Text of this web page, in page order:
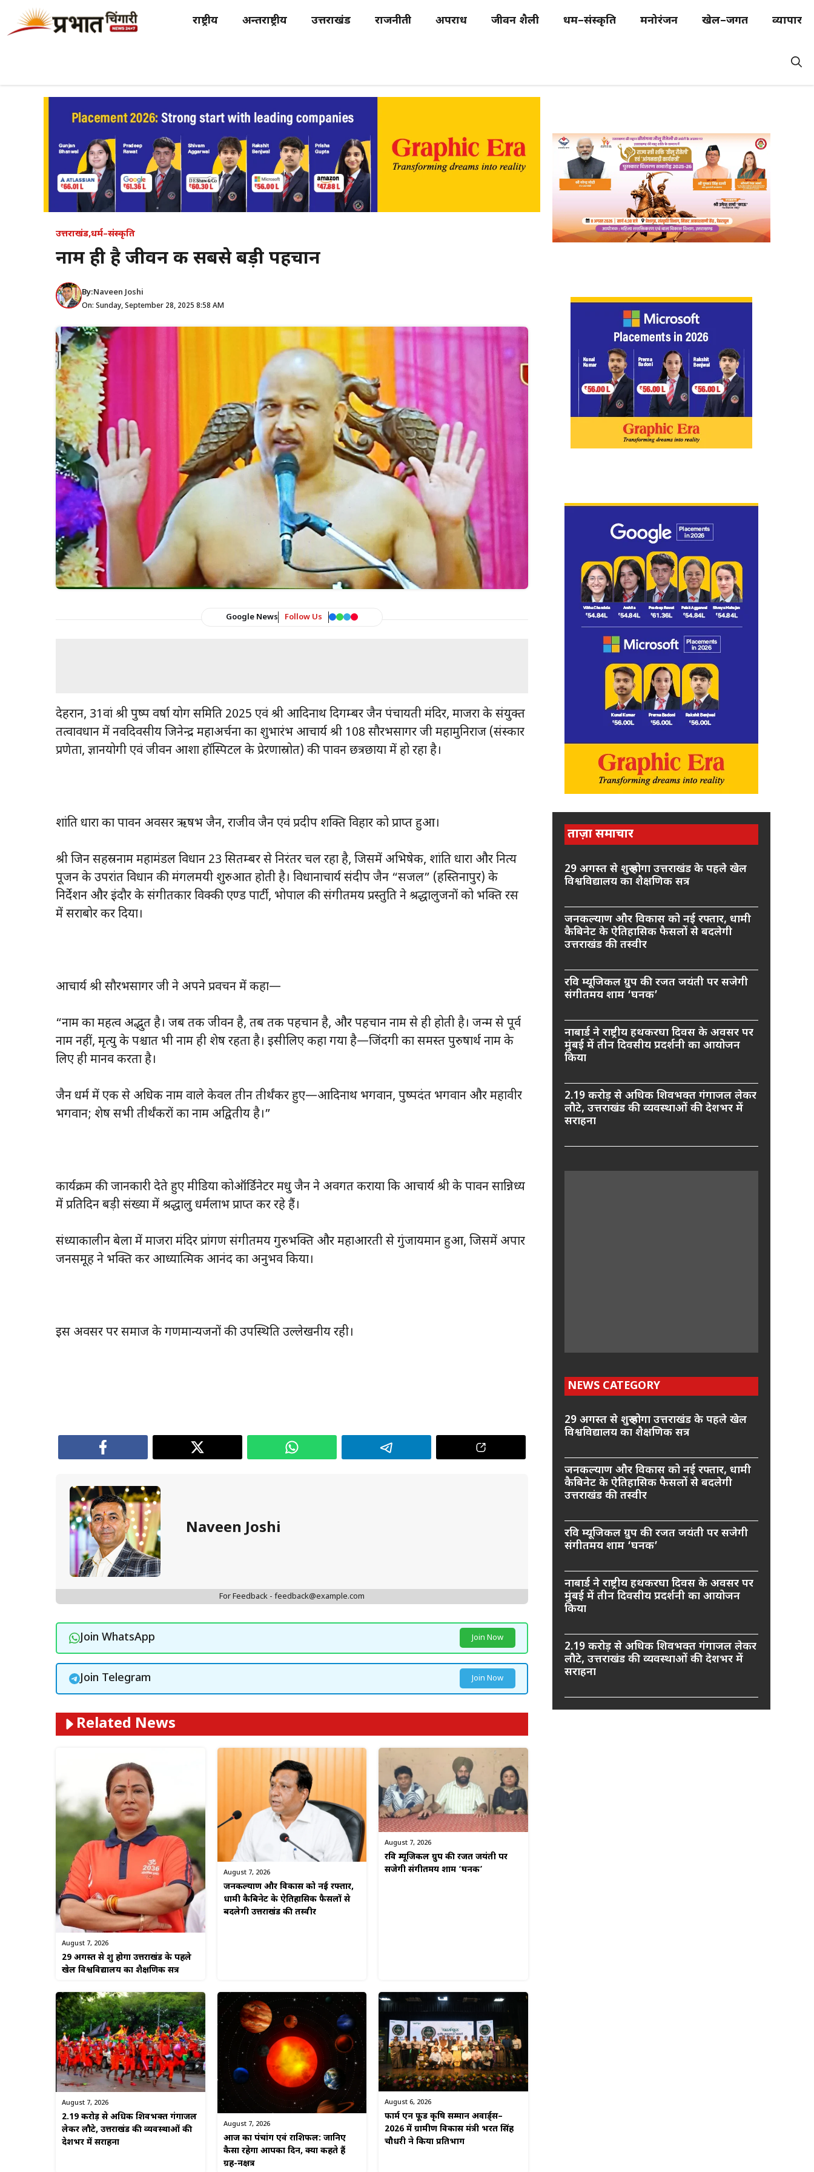
राष्ट्रीय अन्तर्राष्ट्रीय उत्तराखंड राजनीती अपराध जीवन शैली धर्म–संस्कृति मनोरंजन खेल–जगत व्यापार
उत्तराखंड,धर्म–संस्कृति
नाम ही है जीवन की सबसे बड़ी पहचान
By:Naveen Joshi
On: Sunday, September 28, 2025 8:58 AM
Google News Follow Us
देहरादून, 31वां श्री पुष्प वर्षा योग समिति 2025 एवं श्री आदिनाथ दिगम्बर जैन पंचायती मंदिर, माजरा के संयुक्त
तत्वावधान में नवदिवसीय जिनेन्द्र महाअर्चना का शुभारंभ आचार्य श्री 108 सौरभसागर जी महामुनिराज (संस्कार
प्रणेता, ज्ञानयोगी एवं जीवन आशा हॉस्पिटल के प्रेरणास्रोत) की पावन छत्रछाया में हो रहा है।
शांति धारा का पावन अवसर ऋषभ जैन, राजीव जैन एवं प्रदीप शक्ति विहार को प्राप्त हुआ।
श्री जिन सहस्रनाम महामंडल विधान 23 सितम्बर से निरंतर चल रहा है, जिसमें अभिषेक, शांति धारा और नित्य
पूजन के उपरांत विधान की मंगलमयी शुरुआत होती है। विधानाचार्य संदीप जैन “सजल” (हस्तिनापुर) के
निर्देशन और इंदौर के संगीतकार विक्की एण्ड पार्टी, भोपाल की संगीतमय प्रस्तुति ने श्रद्धालुजनों को भक्ति रस
में सराबोर कर दिया।
आचार्य श्री सौरभसागर जी ने अपने प्रवचन में कहा—
“नाम का महत्व अद्भुत है। जब तक जीवन है, तब तक पहचान है, और पहचान नाम से ही होती है। जन्म से पूर्व
नाम नहीं, मृत्यु के पश्चात भी नाम ही शेष रहता है। इसीलिए कहा गया है—जिंदगी का समस्त पुरुषार्थ नाम के
लिए ही मानव करता है।
जैन धर्म में एक से अधिक नाम वाले केवल तीन तीर्थंकर हुए—आदिनाथ भगवान, पुष्पदंत भगवान और महावीर
भगवान; शेष सभी तीर्थंकरों का नाम अद्वितीय है।”
कार्यक्रम की जानकारी देते हुए मीडिया कोऑर्डिनेटर मधु जैन ने अवगत कराया कि आचार्य श्री के पावन सान्निध्य
में प्रतिदिन बड़ी संख्या में श्रद्धालु धर्मलाभ प्राप्त कर रहे हैं।
संध्याकालीन बेला में माजरा मंदिर प्रांगण संगीतमय गुरुभक्ति और महाआरती से गुंजायमान हुआ, जिसमें अपार
जनसमूह ने भक्ति कर आध्यात्मिक आनंद का अनुभव किया।
इस अवसर पर समाज के गणमान्यजनों की उपस्थिति उल्लेखनीय रही।
Naveen Joshi
For Feedback - feedback@example.com
Join WhatsApp Join Now
Join Telegram Join Now
Related News
August 7, 2026
29 अगस्त से शुरू होगा उत्तराखंड के पहले
खेल विश्वविद्यालय का शैक्षणिक सत्र
August 7, 2026
जनकल्याण और विकास को नई रफ्तार,
धामी कैबिनेट के ऐतिहासिक फैसलों से
बदलेगी उत्तराखंड की तस्वीर
August 7, 2026
रवि म्यूजिकल ग्रुप की रजत जयंती पर
सजेगी संगीतमय शाम ‘घनक’
August 7, 2026
2.19 करोड़ से अधिक शिवभक्त गंगाजल
लेकर लौटे, उत्तराखंड की व्यवस्थाओं की
देशभर में सराहना
August 7, 2026
आज का पंचांग एवं राशिफल: जानिए
कैसा रहेगा आपका दिन, क्या कहते हैं
ग्रह-नक्षत्र
August 6, 2026
फार्म एन फूड कृषि सम्मान अवार्ड्स–
2026 में ग्रामीण विकास मंत्री भरत सिंह
चौधरी ने किया प्रतिभाग
ताज़ा समाचार
29 अगस्त से शुरू होगा उत्तराखंड के पहले खेल
विश्वविद्यालय का शैक्षणिक सत्र
जनकल्याण और विकास को नई रफ्तार, धामी
कैबिनेट के ऐतिहासिक फैसलों से बदलेगी
उत्तराखंड की तस्वीर
रवि म्यूजिकल ग्रुप की रजत जयंती पर सजेगी
संगीतमय शाम ‘घनक’
नाबार्ड ने राष्ट्रीय हथकरघा दिवस के अवसर पर
मुंबई में तीन दिवसीय प्रदर्शनी का आयोजन
किया
2.19 करोड़ से अधिक शिवभक्त गंगाजल लेकर
लौटे, उत्तराखंड की व्यवस्थाओं की देशभर में
सराहना
NEWS CATEGORY
29 अगस्त से शुरू होगा उत्तराखंड के पहले खेल
विश्वविद्यालय का शैक्षणिक सत्र
जनकल्याण और विकास को नई रफ्तार, धामी
कैबिनेट के ऐतिहासिक फैसलों से बदलेगी
उत्तराखंड की तस्वीर
रवि म्यूजिकल ग्रुप की रजत जयंती पर सजेगी
संगीतमय शाम ‘घनक’
नाबार्ड ने राष्ट्रीय हथकरघा दिवस के अवसर पर
मुंबई में तीन दिवसीय प्रदर्शनी का आयोजन
किया
2.19 करोड़ से अधिक शिवभक्त गंगाजल लेकर
लौटे, उत्तराखंड की व्यवस्थाओं की देशभर में
सराहना